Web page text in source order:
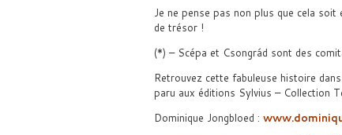
Je ne pense pas non plus que cela
de trésor !
(*) – Scépa et Csongrád sont des
Retrouvez cette fabuleuse histoire
paru aux éditions Sylvius – Collection
Dominique Jongbloed :